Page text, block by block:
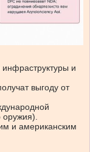
и
выгоду от
оружия).
и американским